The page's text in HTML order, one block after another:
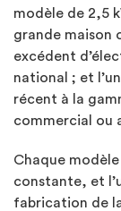
modèle de 2,5
grande maison
excédent
national ; et
récent à la
commercial ou
Chaque
constante, et
fabrication de